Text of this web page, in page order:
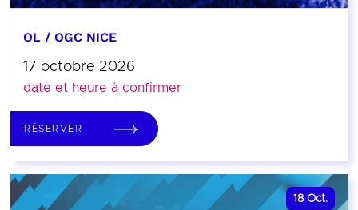
OL / OGC NICE
17 octobre 2026
date et heure à confirmer
RÉSERVER
18 Oct.